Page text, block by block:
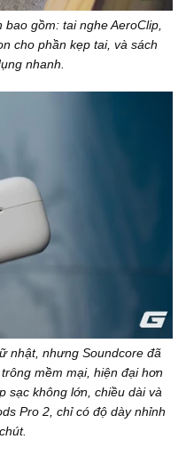
gồm: tai nghe AeroClip,
cho phần kẹp tai, và sách
nhanh.
nhật, nhưng Soundcore đã
mềm mại, hiện đại hơn
sạc không lớn, chiều dài và
Pro 2, chỉ có độ dày nhỉnh